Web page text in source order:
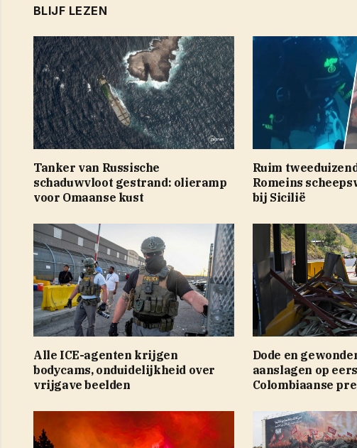
BLIJF LEZEN
Tanker van Russische
schaduwvloot gestrand: olieramp
voor Omaanse kust
Ruim
Romeins
bij Sicilië
Alle ICE-agenten krijgen
bodycams, onduidelijkheid over
vrijgave beelden
Dode en
aanslagen op
Colombiaanse